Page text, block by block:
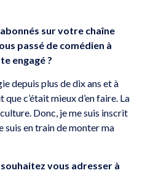
sur votre chaîne
passé de comédien à
engagé ?
depuis plus de dix ans et à
c’était mieux d’en faire. La
Donc, je me suis inscrit
suis en train de monter ma
vous adresser à